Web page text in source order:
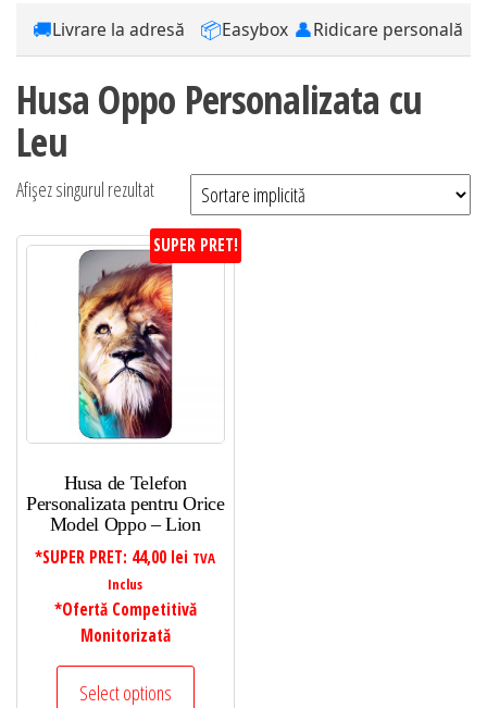
🚚Livrare la adresă 📦Easybox 👤Ridicare personală
Husa Oppo Personalizata cu
Leu
Afișez singurul rezultat
SUPER PRET!
Husa de Telefon
Personalizata pentru Orice
Model Oppo – Lion
*SUPER PRET: 44,00 lei TVA
Inclus
*Ofertă Competitivă
Monitorizată
Select options